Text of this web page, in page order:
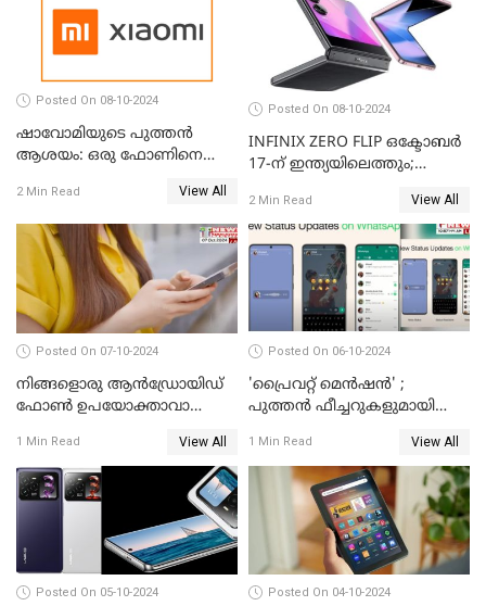
Posted On 08-10-2024
ഷാവോമിയുടെ പുത്തൻ
ആശയം: ഒരു ഫോണിനെ
2 Min Read View All
Posted On 08-10-2024
INFINIX ZERO FLIP ഒക്ടോബർ
17-ന് ഇന്ത്യയിലെത്തും;
കാര്യങ്ങൾ
2 Min Read View All
Posted On 07-10-2024
നിങ്ങളൊരു ആൻഡ്രോയിഡ്
ഫോൺ ഉപയോക്താവാണോ?
വാർത്ത!
1 Min Read View All
Posted On 06-10-2024
'പ്രൈവറ്റ് മെന്‍ഷന്‍' ;
പുത്തന്‍ ഫീച്ചറുകളുമായി
1 Min Read View All
Posted On 05-10-2024 Posted On 04-10-2024